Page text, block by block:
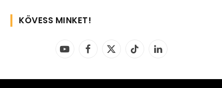
KÖVESS MINKET!
YouTubeFacebook
X
TikTok LinkedIn